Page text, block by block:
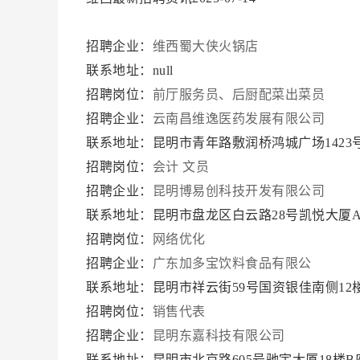
招聘企业： 维西蜀大侠火锅店
联系地址：null
招聘岗位： 前厅服务员、后厨配菜出菜员
招聘企业： 云南昌维逸医药发展有限公司
联系地址：昆明市青年路敷润桥鸿城广场1423
招聘岗位： 会计 文员
招聘企业：
昆明博易创科技开发有限公司
联系地址：昆明市盘龙区白云路28号凯悦大厦
招聘岗位：
网络优化
招聘企业： 广东加多宝饮料食品有限公
联系地址：昆明市祥云街59号国资银佳南侧12
招聘岗位： 销售代表
招聘企业：
昆明东嘉科技有限公司